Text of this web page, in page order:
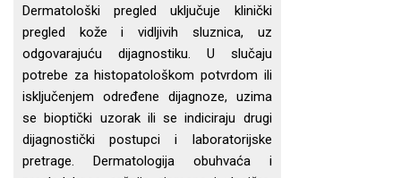
Dermatološki pregled uključuje klinički
pregled kože i vidljivih sluznica, uz
odgovarajuću dijagnostiku. U slučaju
potrebe za histopatološkom potvrdom ili
isključenjem određene dijagnoze, uzima
se bioptički uzorak ili se indiciraju drugi
dijagnostički postupci i laboratorijske
pretrage. Dermatologija obuhvaća i